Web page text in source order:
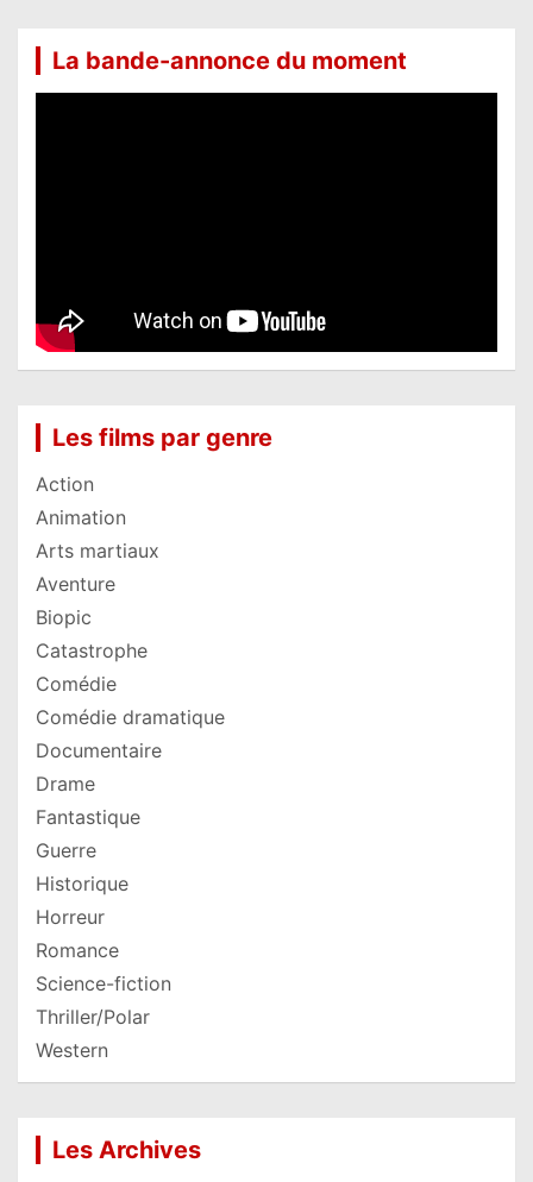
La bande-annonce du moment
Les films par genre
Action
Animation
Arts martiaux
Aventure
Biopic
Catastrophe
Comédie
Comédie dramatique
Documentaire
Drame
Fantastique
Guerre
Historique
Horreur
Romance
Science-fiction
Thriller/Polar
Western
Les Archives